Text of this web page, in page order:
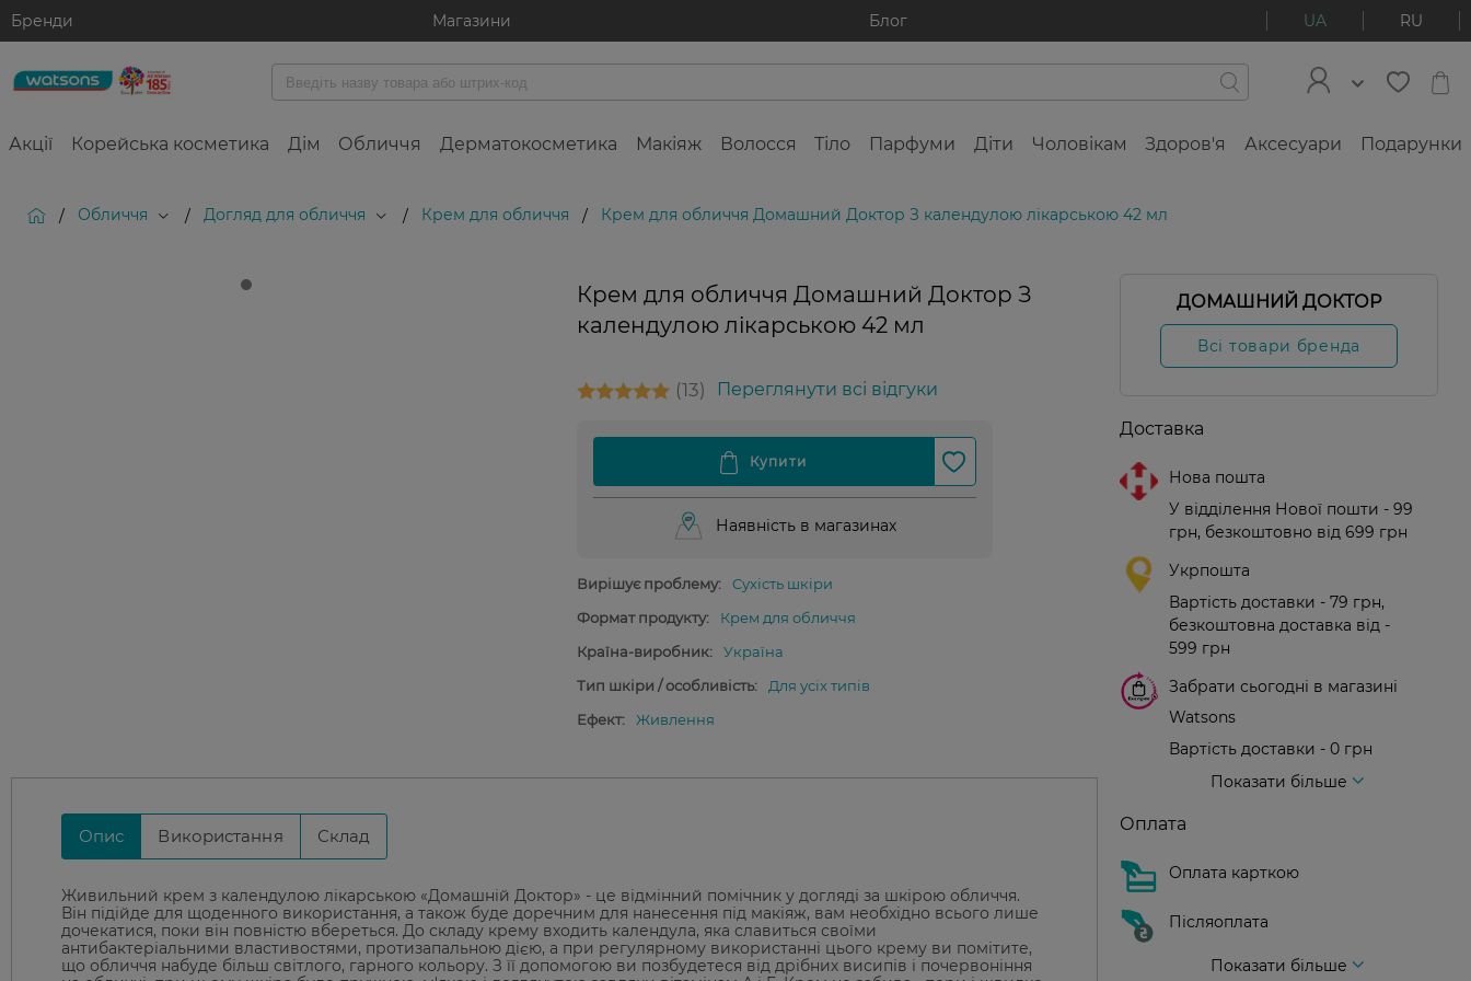
Бренди Магазини Блог UA RU
Акції Корейська косметика Дім Обличчя Дерматокосметика Макіяж Волосся Тіло Парфуми Діти Чоловікам Здоров'я Аксесуари Подарунки
/ Обличчя / Догляд для обличчя / Крем для обличчя / Крем для обличчя Домашний Доктор З календулою лікарською 42 мл
Крем для обличчя Домашний Доктор З
календулою лікарською 42 мл
13 Переглянути всі відгуки
Наявність в магазинах
Вирішує проблему:
Сухість шкіри
Формат продукту:
Крем для обличчя
Країна-виробник:
Україна
Тип шкіри / особливість:
Для усіх типів
Ефект:
Живлення
Опис Використання Склад
Живильний крем з календулою лікарською «Домашній Доктор» - це відмінний помічник у догляді за шкірою обличчя.
Він підійде для щоденного використання, а також буде доречним для нанесення під макіяж, вам необхідно всього лише
дочекатися, поки він повністю вбереться. До складу крему входить календула, яка славиться своїми
антибактеріальними властивостями, протизапальною дією, а при регулярному використанні цього крему ви помітите,
що обличчя набуде більш світлого, гарного кольору. З її допомогою ви позбудетеся від дрібних висипів і почервоніння
ДОМАШНИЙ ДОКТОР
Всі товари бренда
Доставка
Нова пошта
У відділення Нової пошти - 99
грн, безкоштовно від 699 грн
Укрпошта
Вартість доставки - 79 грн,
безкоштовна доставка від -
599 грн
Забрати сьогодні в магазині
Watsons
Вартість доставки - 0 грн
Показати більше
Оплата
Оплата карткою
Післяоплата
Показати більше